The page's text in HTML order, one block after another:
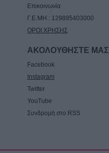
Επικοινωνία
Γ.Ε.ΜΗ.: 129895403000
ΟΡΟΙ ΧΡΗΣΗΣ
ΑΚΟΛΟΥΘΗΣΤΕ ΜΑΣ
Facebook
Instagram
Twitter
YouTube
Συνδρομή στο RSS